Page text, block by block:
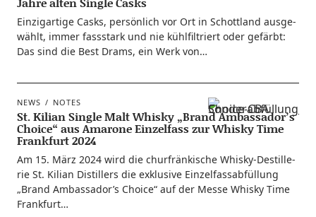
Ein­zig­ar­ti­ge Casks, per­sön­lich vor Ort in Schott­land aus­ge­
wählt, immer fass­stark und nie kühl­fil­triert oder gefärbt:
Das sind die Best Drams, ein Werk von…
NEWS NOTES
St. Kilian Single Malt Whisky „Brand Ambassador’s
Choice“ aus Amarone Einzelfass zur Whisky Time
Frankfurt 2024
Am 15. März 2024 wird die chur­frän­ki­sche Whis­ky-Destil­­le­
rie St. Kili­an Distil­lers die exklu­si­ve Ein­zel­fass­ab­fül­lung
„Brand Ambassador’s Choice“ auf der Mes­se Whis­ky Time
Frankfurt…